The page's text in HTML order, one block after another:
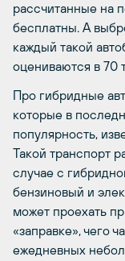
рассчитанные на
бесплатны. А
каждый такой
оцениваются в 70
Про гибридные
которые в
популярность,
Такой транспорт
случае с
бензиновый и
может проехать
«заправке», чего
ежедневных